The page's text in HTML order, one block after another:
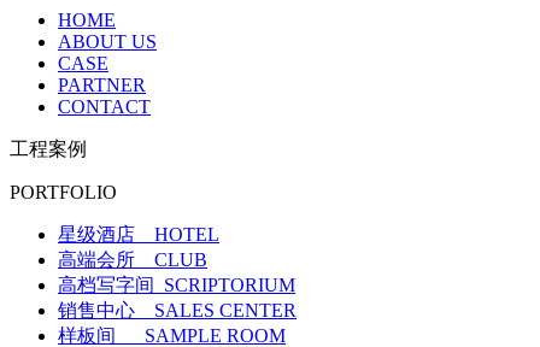
HOME
ABOUT US
CASE
PARTNER
CONTACT
工程案例
PORTFOLIO
星级酒店 HOTEL
高端会所 CLUB
高档写字间 SCRIPTORIUM
销售中心 SALES CENTER
样板间 SAMPLE ROOM